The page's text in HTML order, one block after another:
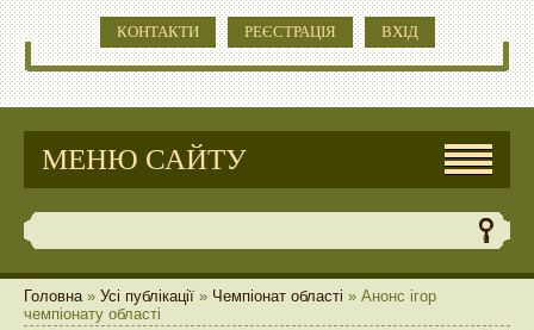
КОНТАКТИ РЕЄСТРАЦІЯ ВХІД
МЕНЮ САЙТУ
Головна» Усі публікації » Чемпіонат області » Анонс ігор
чемпіонату області